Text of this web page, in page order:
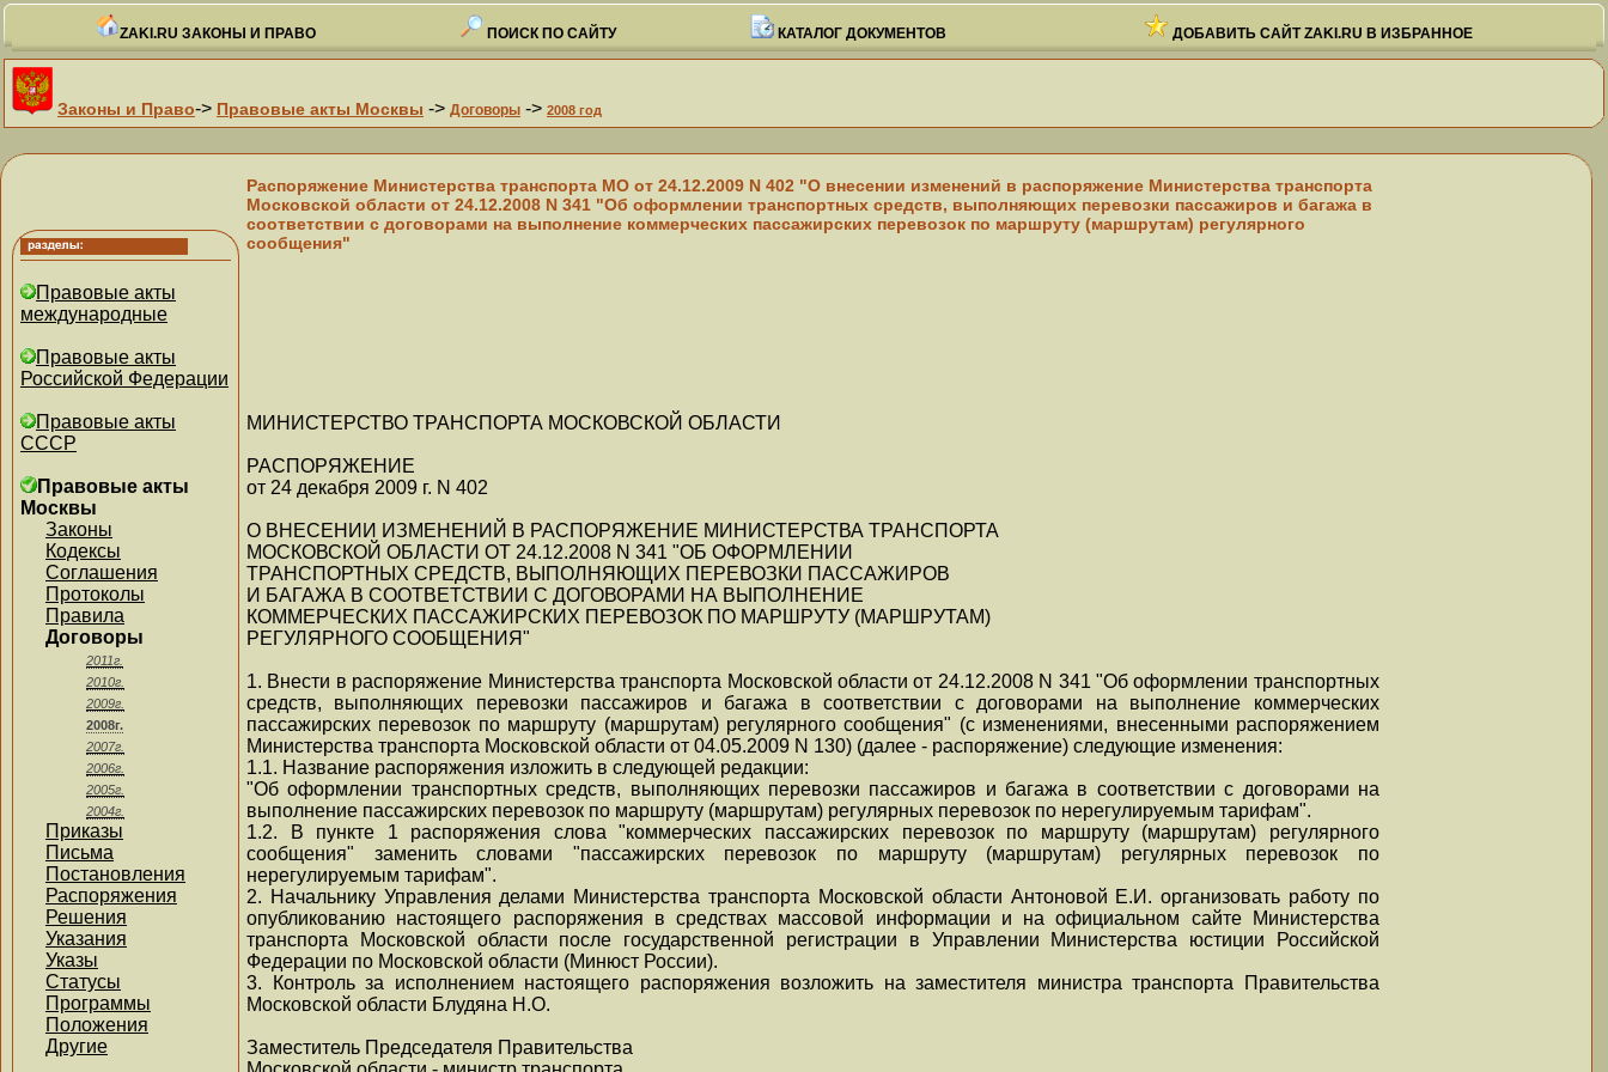
ZAKI.RU ЗАКОНЫ И ПРАВО ПОИСК ПО САЙТУ КАТАЛОГ ДОКУМЕНТОВ ДОБАВИТЬ САЙТ ZAKI.RU В ИЗБРАННОЕ
Законы и Право-> Правовые акты Москвы -> Договоры -> 2008 год
Правовые акты
международные
Правовые акты
Российской Федерации
Правовые акты
СССР
Правовые акты
Москвы
Законы
Кодексы
Соглашения
Протоколы
Правила
Договоры
2011г.
2010г.
2009г.
2008г.
2007г.
2006г.
2005г.
2004г.
Приказы
Письма
Постановления
Распоряжения
Решения
Указания
Указы
Статусы
Программы
Положения
Другие
Распоряжение Министерства транспорта МО от 24.12.2009 N 402 "О внесении изменений в распоряжение Министерства транспорта
Московской области от 24.12.2008 N 341 "Об оформлении транспортных средств, выполняющих перевозки пассажиров и багажа в
соответствии с договорами на выполнение коммерческих пассажирских перевозок по маршруту (маршрутам) регулярного
сообщения"
МИНИСТЕРСТВО ТРАНСПОРТА МОСКОВСКОЙ ОБЛАСТИ
РАСПОРЯЖЕНИЕ
от 24 декабря 2009 г. N 402
О ВНЕСЕНИИ ИЗМЕНЕНИЙ В РАСПОРЯЖЕНИЕ МИНИСТЕРСТВА ТРАНСПОРТА
МОСКОВСКОЙ ОБЛАСТИ ОТ 24.12.2008 N 341 "ОБ ОФОРМЛЕНИИ
ТРАНСПОРТНЫХ СРЕДСТВ, ВЫПОЛНЯЮЩИХ ПЕРЕВОЗКИ ПАССАЖИРОВ
И БАГАЖА В СООТВЕТСТВИИ С ДОГОВОРАМИ НА ВЫПОЛНЕНИЕ
КОММЕРЧЕСКИХ ПАССАЖИРСКИХ ПЕРЕВОЗОК ПО МАРШРУТУ (МАРШРУТАМ)
РЕГУЛЯРНОГО СООБЩЕНИЯ"
1. Внести в распоряжение Министерства транспорта Московской области от 24.12.2008 N 341 "Об оформлении транспортных
средств, выполняющих перевозки пассажиров и багажа в соответствии с договорами на выполнение коммерческих
пассажирских перевозок по маршруту (маршрутам) регулярного сообщения" (с изменениями, внесенными распоряжением
Министерства транспорта Московской области от 04.05.2009 N 130) (далее - распоряжение) следующие изменения:
1.1. Название распоряжения изложить в следующей редакции:
"Об оформлении транспортных средств, выполняющих перевозки пассажиров и багажа в соответствии с договорами на
выполнение пассажирских перевозок по маршруту (маршрутам) регулярных перевозок по нерегулируемым тарифам".
1.2. В пункте 1 распоряжения слова "коммерческих пассажирских перевозок по маршруту (маршрутам) регулярного
сообщения" заменить словами "пассажирских перевозок по маршруту (маршрутам) регулярных перевозок по
нерегулируемым тарифам".
2. Начальнику Управления делами Министерства транспорта Московской области Антоновой Е.И. организовать работу по
опубликованию настоящего распоряжения в средствах массовой информации и на официальном сайте Министерства
транспорта Московской области после государственной регистрации в Управлении Министерства юстиции Российской
Федерации по Московской области (Минюст России).
3. Контроль за исполнением настоящего распоряжения возложить на заместителя министра транспорта Правительства
Московской области Блудяна Н.О.
Заместитель Председателя Правительства